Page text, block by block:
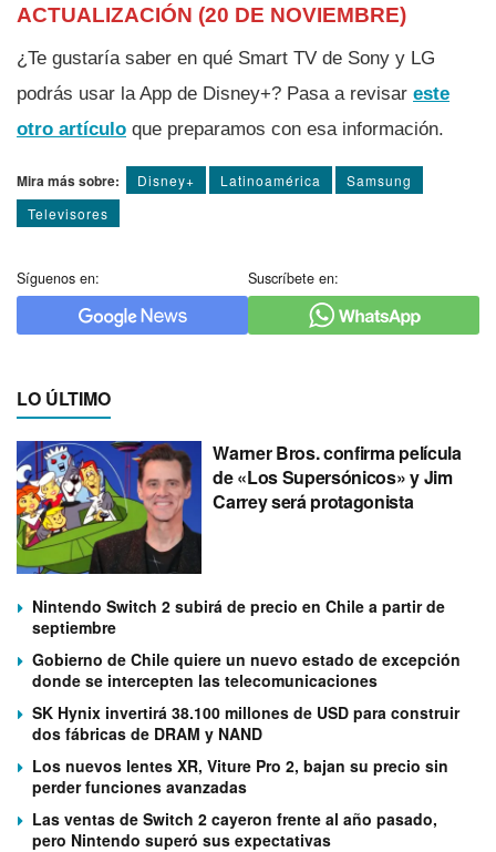
ACTUALIZACIÓN (20 DE NOVIEMBRE)
¿Te gustarí­a saber en qué Smart TV de Sony y LG
podrás usar la App de Disney+? Pasa a revisar este
otro artí­culo que preparamos con esa información.
Mira más sobre: Disney+ Latinoamérica
Samsung
Televisores
Síguenos en: Suscríbete en:
LO ÚLTIMO
Warner Bros. confirma película
de «Los Supersónicos» y Jim
Carrey será protagonista
Nintendo Switch 2 subirá de precio en Chile a partir de
septiembre
Gobierno de Chile quiere un nuevo estado de excepción
donde se intercepten las telecomunicaciones
SK Hynix invertirá 38.100 millones de USD para construir
dos fábricas de DRAM y NAND
Los nuevos lentes XR, Viture Pro 2, bajan su precio sin
perder funciones avanzadas
Las ventas de Switch 2 cayeron frente al año pasado,
pero Nintendo superó sus expectativas